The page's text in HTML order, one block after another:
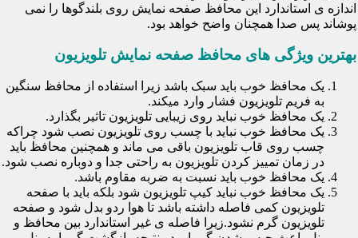
اندازه ی استاندارد این محافظ صفحه نمایش روی بلندگوها را نمی
پوشاند پس صدا همچنان واضح خواهد بود.
بهترین ویژگی های محافظ صفحه نمایش تلویزیون
یک محافظ خوب باید سبک باشد زیرا استفاده از محافظ سنگین
به فریم تلویزیون فشار وارد میکند.
یک محافظ خوب نباید روی زیبایی تلویزیون تاثیر بگذارد.
یک محافظ خوب نباید با چسب روی تلویزیون نصب شود چراکه
چسب روی قاب تلویزیون باقی می ماند و همچنین محافظ باید
در زمان تمییز کردن تلویزیون به راحتی جدا و دوباره نصب شود.
یک محافظ خوب باید نسبت به ضربه مقاوم باشد.
یک محافظ خوب نباید کیپ تلویزیون شود بلکه باید با صفحه
تلویزیون کمی فاصله داشته باشد تا هوا ردو بدل شود و صفحه
تلویزیون گرم نشود.زیرا فاصله ی غیر استاندارد بین محافظ و